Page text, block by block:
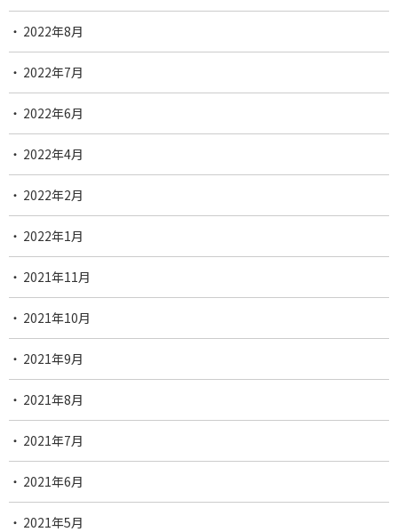
2022年8月
2022年7月
2022年6月
2022年4月
2022年2月
2022年1月
2021年11月
2021年10月
2021年9月
2021年8月
2021年7月
2021年6月
2021年5月